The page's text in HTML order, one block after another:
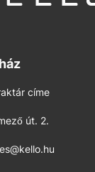
címe
út. 2.